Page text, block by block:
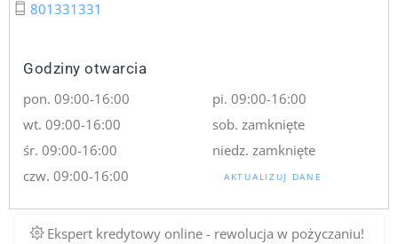
801331331
Godziny otwarcia
pon. 09:00-16:00
wt. 09:00-16:00
śr. 09:00-16:00
czw. 09:00-16:00
pi. 09:00-16:00
sob. zamknięte
niedz. zamknięte
AKTUALIZUJ DANE
Ekspert kredytowy online - rewolucja w pożyczaniu!